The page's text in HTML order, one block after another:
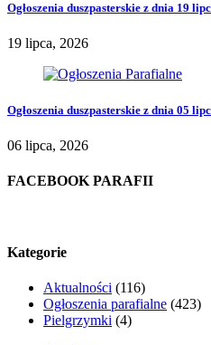
Ogłoszenia duszpasterskie z dnia 19
19 lipca, 2026
Ogłoszenia duszpasterskie z dnia 05
06 lipca, 2026
FACEBOOK PARAFII
Kategorie
Aktualności (116)
Ogłoszenia parafialne (423)
Pielgrzymki (4)